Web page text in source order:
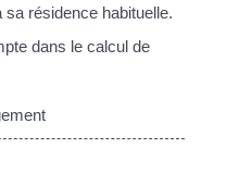
résidence habituelle.
dans le calcul de